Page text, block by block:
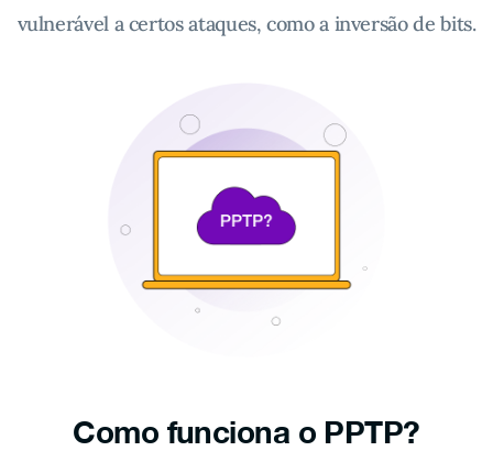
vulnerável a certos ataques, como a inversão de bits.
Como funciona o PPTP?